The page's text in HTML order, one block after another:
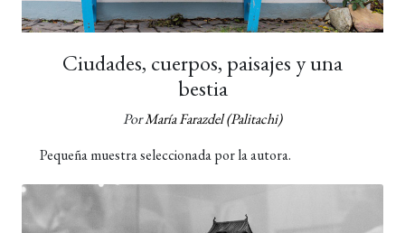
Ciudades, cuerpos, paisajes y una
bestia
PorMaría Farazdel (Palitachi)
Pequeña muestra seleccionada por la autora.